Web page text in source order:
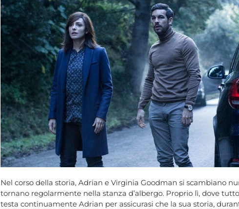
Nel corso della storia, Adrian e Virginia Goodman si scambiano
tornano regolarmente nella stanza d’albergo. Proprio lì, dove
testa continuamente Adrian per assicurasi che la sua storia,